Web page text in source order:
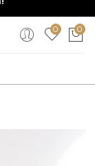
0 0